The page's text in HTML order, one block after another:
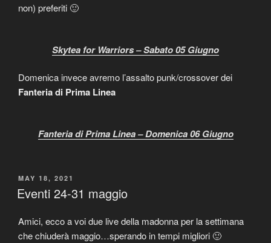
non) preferiti 🙂
Skytea for Warriors – Sabato 05 Giugno
Domenica invece avremo l’assalto punk/crossover dei
Fanteria di Prima Linea
Fanteria di Prima Linea – Domenica 06 Giugno
POSTED
ON
MAY 18, 2021
Eventi 24-31 maggio
Amici, ecco a voi due live della madonna per la settimana
che chiuderà maggio…sperando in tempi migliori 🙂